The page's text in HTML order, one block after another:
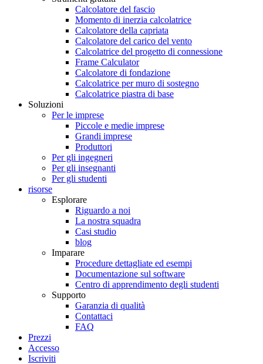
Calcolatore del fascio
Momento di inerzia calcolatrice
Calcolatore della capriata
Calcolatore del carico del vento
Calcolatrice del progetto di connessione
Frame Calculator
Calcolatore di fondazione
Calcolatrice per muro di sostegno
Calcolatrice piastra di base
Soluzioni
Per le imprese
Piccole e medie imprese
Grandi imprese
Produttori
Per gli ingegneri
Per gli insegnanti
Per gli studenti
risorse
Esplorare
Riguardo a noi
La nostra squadra
Casi studio
blog
Imparare
Procedure dettagliate ed esempi
Documentazione sul software
Centro di apprendimento degli studenti
Supporto
Garanzia di qualità
Contattaci
FAQ
Prezzi
Accesso
Iscriviti